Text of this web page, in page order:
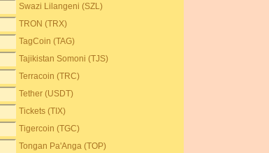
Swazi Lilangeni (SZL)
TRON (TRX)
TagCoin (TAG)
Tajikistan Somoni (TJS)
Terracoin (TRC)
Tether (USDT)
Tickets (TIX)
Tigercoin (TGC)
Tongan Pa'Anga (TOP)